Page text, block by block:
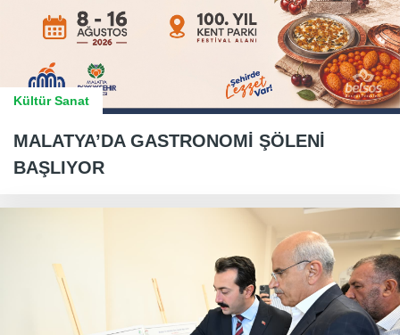
Kültür Sanat
MALATYA’DA GASTRONOMİ ŞÖLENİ
BAŞLIYOR